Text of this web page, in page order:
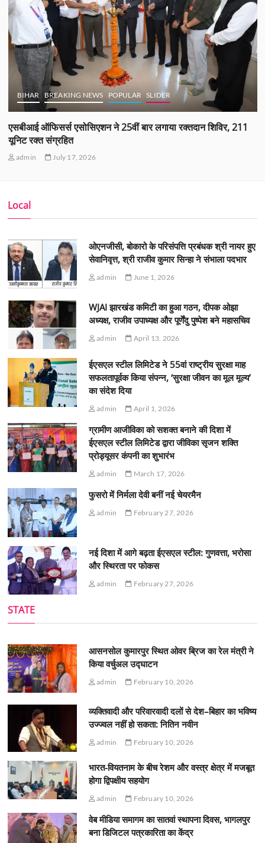
BIHAR BREAKING NEWS POPULAR SLIDER
एसबीआई ऑफिसर्स एसोसिएशन ने 25वीं बार लगाया रक्तदान शिविर, 211
यूनिट रक्त संग्रहित
admin July 17, 2026
Local
ओएनजीसी, बोकारो के परिसंपत्ति प्रबंधक श्री नायर हुए
सेवानिवृत्त, श्री राजीव कुमार सिन्हा ने संभाला पदभार
admin June 1, 2026
WJAI झारखंड कमिटी का हुआ गठन, दीपक ओझा
अध्यक्ष, राजीव उपाध्यक्ष और पूर्णेंदु पुष्पेश बने महासचिव
admin April 13, 2026
ईएसएल स्टील लिमिटेड ने 55वां राष्ट्रीय सुरक्षा माह
सफलतापूर्वक किया संपन्न, ‘सुरक्षा जीवन का मूल मूल्य’
का संदेश दिया
admin April 1, 2026
ग्रामीण आजीविका को सशक्त बनाने की दिशा में
ईएसएल स्टील लिमिटेड द्वारा जीविका सृजन शक्ति
प्रोड्यूसर कंपनी का शुभारंभ
admin March 17, 2026
फुसरो में निर्मला देवी बनीं नई चेयरमैन
admin February 27, 2026
नई दिशा में आगे बढ़ता ईएसएल स्टील: गुणवत्ता, भरोसा
और स्थिरता पर फोकस
admin February 27, 2026
STATE
आसनसोल कुमारपुर स्थित ओवर ब्रिज का रेल मंत्री ने
किया वर्चुअल उद्घाटन
admin February 10, 2026
व्यक्तिवादी और परिवारवादी दलों से देश–बिहार का भविष्य
उज्ज्वल नहीं हो सकता: नितिन नवीन
admin February 10, 2026
भारत-वियतनाम के बीच रेशम और वस्त्र क्षेत्र में मजबूत
होगा द्विपक्षीय सहयोग
admin February 10, 2026
वेब मीडिया समागम का सातवां स्थापना दिवस, भागलपुर
बना डिजिटल पत्रकारिता का केंद्र